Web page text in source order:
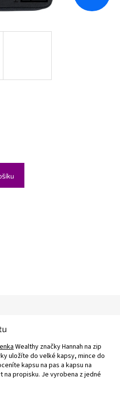
Wealthy značky Hannah na zip
uložíte do velké kapsy, mince do
kapsu na pas a kapsu na
na propisku. Je vyrobena z jedné